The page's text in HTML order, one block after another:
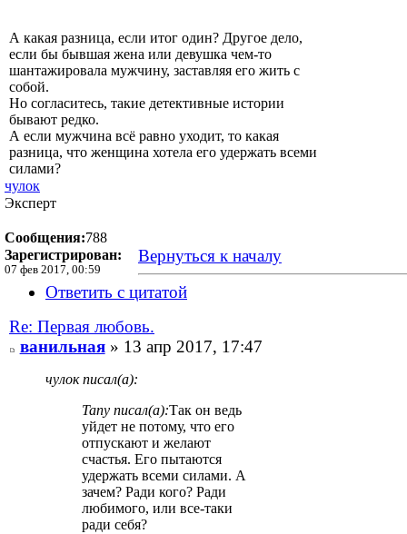
А какая разница, если итог один? Другое дело,
если бы бывшая жена или девушка чем-то
шантажировала мужчину, заставляя его жить с
собой.
Но согласитесь, такие детективные истории
бывают редко.
А если мужчина всё равно уходит, то какая
разница, что женщина хотела его удержать всеми
силами?
чулок
Эксперт
Сообщения:788
Зарегистрирован:
07 фев 2017, 00:59
Вернуться к началу
Ответить с цитатой
Re: Первая любовь.
ванильная» 13 апр 2017, 17:47
чулок писал(а):
Tany писал(а):Так он ведь
уйдет не потому, что его
отпускают и желают
счастья. Его пытаются
удержать всеми силами. А
зачем? Ради кого? Ради
любимого, или все-таки
ради себя?